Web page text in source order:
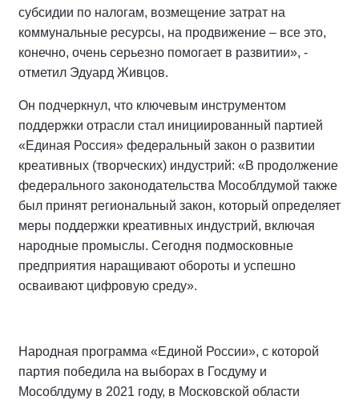
субсидии по налогам, возмещение затрат на
коммунальные ресурсы, на продвижение – все это,
конечно, очень серьезно помогает в развитии», -
отметил Эдуард Живцов.
Он подчеркнул, что ключевым инструментом
поддержки отрасли стал инициированный партией
«Единая Россия» федеральный закон о развитии
креативных (творческих) индустрий: «В продолжение
федерального законодательства Мособлдумой также
был принят региональный закон, который определяет
меры поддержки креативных индустрий, включая
народные промыслы. Сегодня подмосковные
предприятия наращивают обороты и успешно
осваивают цифровую среду».
Народная программа «Единой России», с которой
партия победила на выборах в Госдуму и
Мособлдуму в 2021 году, в Московской области